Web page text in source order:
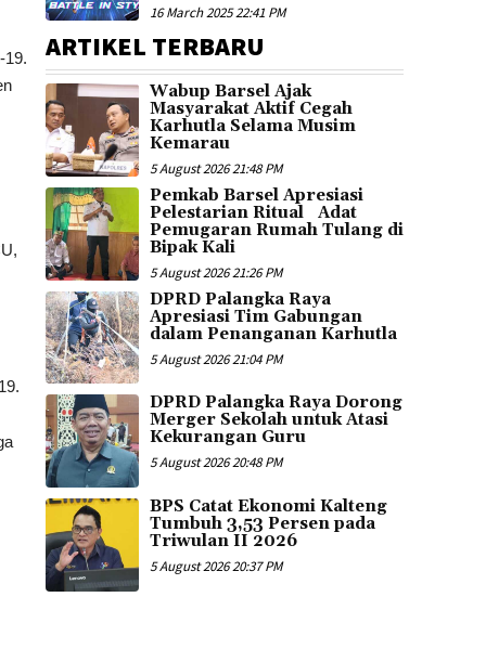
19.
16 March 2025 22:41 PM
ARTIKEL TERBARU
Wabup Barsel Ajak
Masyarakat Aktif Cegah
Karhutla Selama Musim
Kemarau
5 August 2026 21:48 PM
Pemkab Barsel Apresiasi
Pelestarian Ritual Adat
Pemugaran Rumah Tulang di
Bipak Kali
5 August 2026 21:26 PM
DPRD Palangka Raya
Apresiasi Tim Gabungan
dalam Penanganan Karhutla
5 August 2026 21:04 PM
DPRD Palangka Raya Dorong
Merger Sekolah untuk Atasi
Kekurangan Guru
5 August 2026 20:48 PM
BPS Catat Ekonomi Kalteng
Tumbuh 3,53 Persen pada
Triwulan II 2026
5 August 2026 20:37 PM